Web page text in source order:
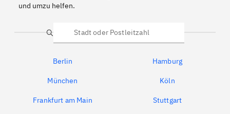
und umzu helfen.
Suche
Berlin Hamburg
München Köln
Frankfurt am Main Stuttgart